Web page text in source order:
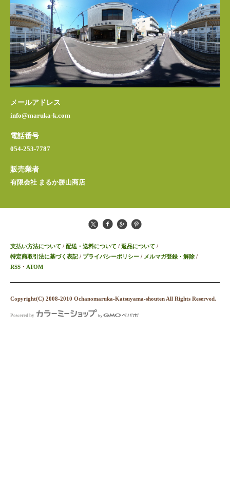
メールアドレス
info@maruka-k.com
電話番号
054-253-7787
販売業者
有限会社 まるか勝山商店
支払い方法について / 配送・送料について / 返品について /
特定商取引法に基づく表記/ プライバシーポリシー / メルマガ登録・解除 /
RSS ・ ATOM
Copyright(C) 2008-2010 Ochanomaruka-Katsuyama-shouten All Rights Reserved.
Powered by